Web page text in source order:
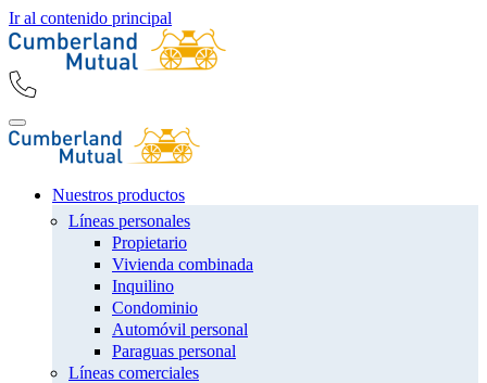
Ir al contenido principal
Nuestros productos
Líneas personales
Propietario
Vivienda combinada
Inquilino
Condominio
Automóvil personal
Paraguas personal
Líneas comerciales